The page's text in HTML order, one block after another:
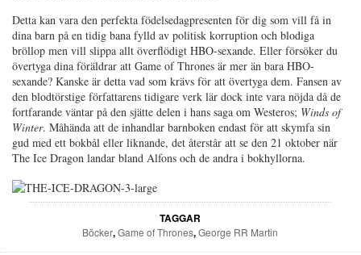
Detta kan vara den perfekta födelsedagpresenten för dig som vill få in
dina barn på en tidig bana fylld av politisk korruption och blodiga
bröllop men vill slippa allt överflödigt HBO-sexande. Eller försöker du
övertyga dina föräldrar att Game of Thrones är mer än bara HBO-
sexande? Kanske är detta vad som krävs för att övertyga dem. Fansen av
den blodtörstige författarens tidigare verk lär dock inte vara nöjda då de
fortfarande väntar på den sjätte delen i hans saga om Westeros; Winds of
Winter. Måhända att de inhandlar barnboken endast för att skymfa sin
gud med ett bokbål eller liknande, det återstår att se den 21 oktober när
The Ice Dragon landar bland Alfons och de andra i bokhyllorna.
TAGGAR
Böcker,Game of Thrones,George RR Martin